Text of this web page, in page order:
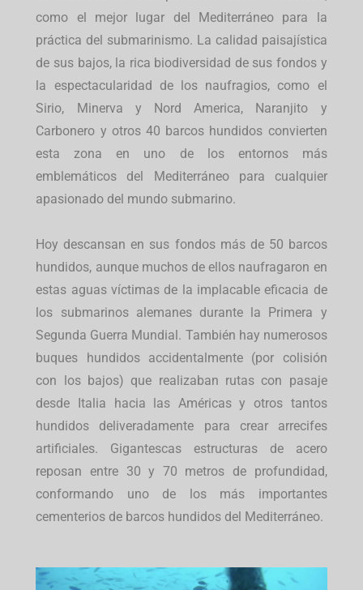
como el mejor lugar del Mediterráneo para la
práctica del submarinismo. La calidad paisajística
de sus bajos, la rica biodiversidad de sus fondos y
la espectacularidad de los naufragios, como el
Sirio, Minerva y Nord America, Naranjito y
Carbonero y otros 40 barcos hundidos convierten
esta zona en uno de los entornos más
emblemáticos del Mediterráneo para cualquier
apasionado del mundo submarino.
Hoy descansan en sus fondos más de 50 barcos
hundidos, aunque muchos de ellos naufragaron en
estas aguas víctimas de la implacable eficacia de
los submarinos alemanes durante la Primera y
Segunda Guerra Mundial. También hay numerosos
buques hundidos accidentalmente (por colisión
con los bajos) que realizaban rutas con pasaje
desde Italia hacia las Américas y otros tantos
hundidos deliveradamente para crear arrecifes
artificiales. Gigantescas estructuras de acero
reposan entre 30 y 70 metros de profundidad,
conformando uno de los más importantes
cementerios de barcos hundidos del Mediterráneo.